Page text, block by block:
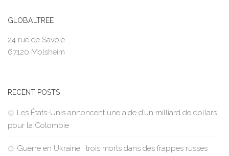
GLOBALTREE
24 rue de Savoie
67120 Molsheim
RECENT POSTS
Les États-Unis annoncent une aide d’un milliard de dollars
pour la Colombie
Guerre en Ukraine : trois morts dans des frappes russes